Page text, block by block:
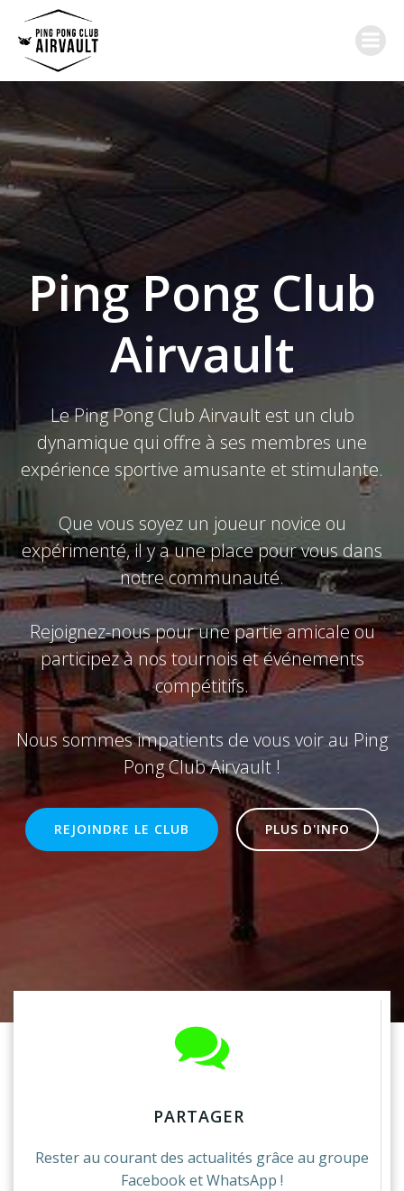
Ping Pong Club
Airvault
Le Ping Pong Club Airvault est un club
dynamique qui offre à ses membres une
expérience sportive amusante et stimulante.
Que vous soyez un joueur novice ou
expérimenté, il y a une place pour vous dans
notre communauté.
Rejoignez-nous pour une partie amicale ou
participez à nos tournois et événements
compétitifs.
Nous sommes impatients de vous voir au Ping
Pong Club Airvault !
REJOINDRE LE CLUB PLUS D'INFO
PARTAGER
Rester au courant des actualités grâce au groupe
Facebook et WhatsApp !